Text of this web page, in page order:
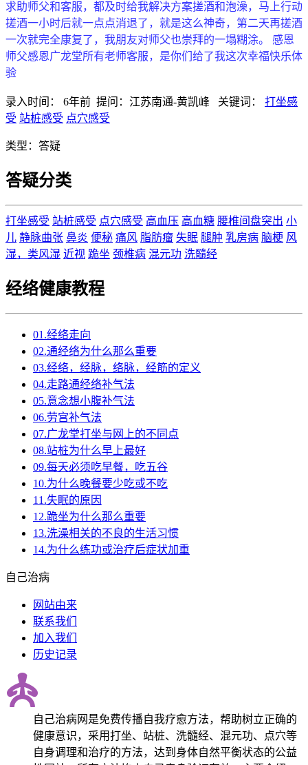
求助师父和客服，都及时给我解决方案搓酒和泡澡，马上行动
搓酒一小时后就一点点消退了，就是这么神奇，第二天再搓酒
一次就完全康复了，我朋友对师父也崇拜的一塌糊涂。 感恩
师父感恩广龙堂所有老师客服，是你们给了我这次幸福快乐体
验
录入时间： 6年前 提问： 江苏南通-黄凯峰 关键词： 打坐感
受 站桩感受 点穴感受
类型： 答疑
答疑分类
打坐感受 站桩感受 点穴感受 高血压 高血糖 腰椎间盘突出 小
儿 静脉曲张 鼻炎 便秘 痛风 脂肪瘤 失眠 腿肿 乳房病 脑梗 风
湿，类风湿 近视 跪坐 颈椎病 混元功 洗髓经
经络健康教程
01.经络走向
02.通经络为什么那么重要
03.经络，经脉，络脉，经筋的定义
04.走路通经络补气法
05.意念想小腹补气法
06.劳宫补气法
07.广龙堂打坐与网上的不同点
08.站桩为什么早上最好
09.每天必须吃早餐，吃五谷
10.为什么晚餐要少吃或不吃
11.失眠的原因
12.跪坐为什么那么重要
13.洗澡相关的不良的生活习惯
14.为什么练功或治疗后症状加重
自己治病
网站由来
联系我们
加入我们
历史记录
自己治病网是免费传播自我疗愈方法，帮助树立正确的
健康意识，采用打坐、站桩、洗髓经、混元功、点穴等
自身调理和治疗的方法，达到身体自然平衡状态的公益